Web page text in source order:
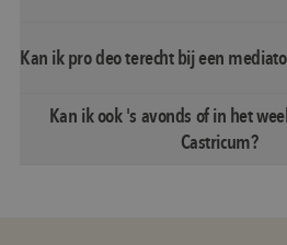
Kan ik pro deo terecht bij een
Kan ik ook 's avonds of in het
Castricum?